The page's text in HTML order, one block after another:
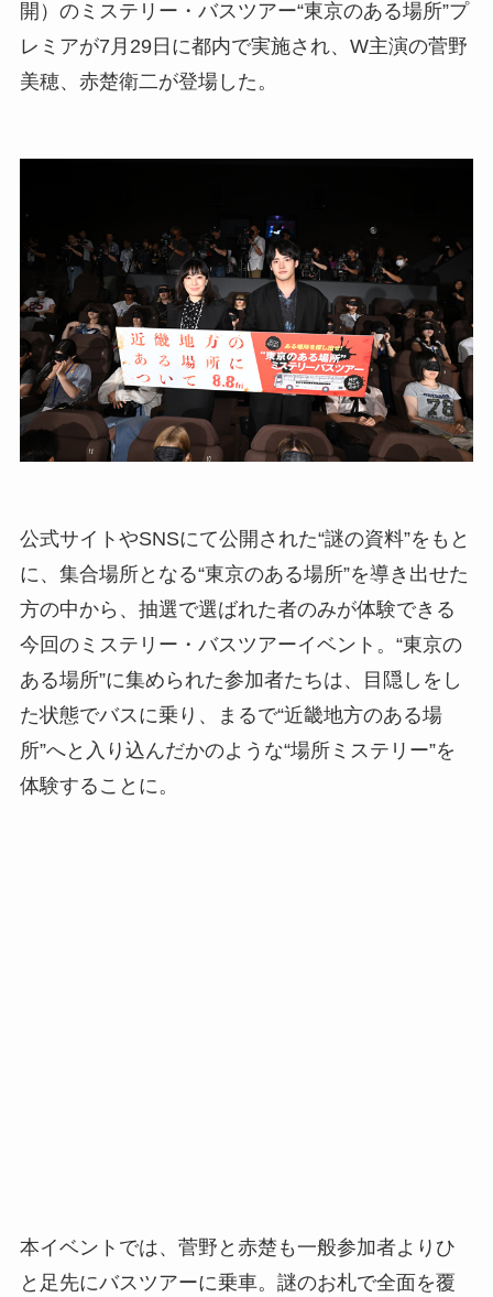
開）のミステリー・バスツアー“東京のある場所”プ
レミアが7月29日に都内で実施され、W主演の菅野
美穂、赤楚衛二が登場した。
公式サイトやSNSにて公開された“謎の資料”をもと
に、集合場所となる“東京のある場所”を導き出せた
方の中から、抽選で選ばれた者のみが体験できる
今回のミステリー・バスツアーイベント。“東京の
ある場所”に集められた参加者たちは、目隠しをし
た状態でバスに乗り、まるで“近畿地方のある場
所”へと入り込んだかのような“場所ミステリー”を
体験することに。
本イベントでは、菅野と赤楚も一般参加者よりひ
と足先にバスツアーに乗車。謎のお札で全面を覆